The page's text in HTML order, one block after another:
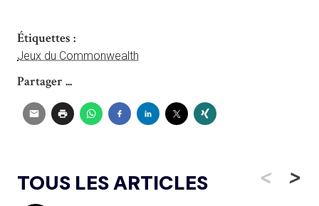
Étiquettes :
Jeux du Commonwealth
Partager ...
TOUS LES ARTICLES < >